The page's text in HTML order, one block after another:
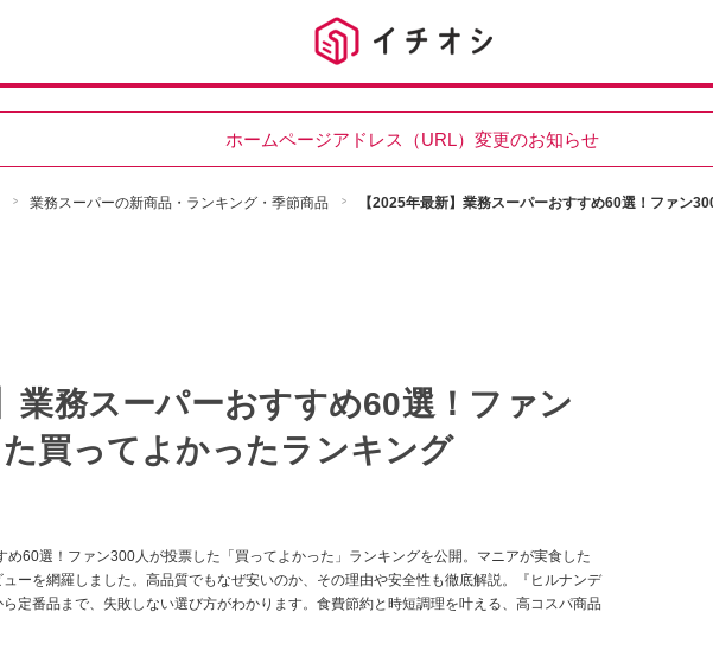
ホームページアドレス（URL）変更のお知らせ
業務スーパーの新商品・ランキング・季節商品 【2025年最新】業務スーパーおすすめ60選！ファン
業務スーパーおすすめ60選！ファン
買ってよかったランキング
め60選！ファン300人が投票した「買ってよかった」ランキングを公開。マニアが実食した
ーを網羅しました。高品質でもなぜ安いのか、その理由や安全性も徹底解説。『ヒルナンデ
定番品まで、失敗しない選び方がわかります。食費節約と時短調理を叶える、高コスパ商品